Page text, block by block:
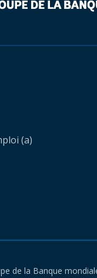
(a)
de la Banque